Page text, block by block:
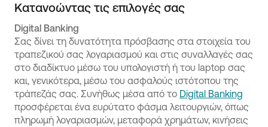
Κατανοώντας τις επιλογές σας
Digital Banking
Σας δίνει τη δυνατότητα πρόσβασης στα στοιχεία του
τραπεζικού σας λογαριασμού και στις συναλλαγές σας
στο διαδίκτυο μέσω του υπολογιστή ή του laptop σας
και, γενικότερα, μέσω του ασφαλούς ιστότοπου της
τράπεζάς σας. Συνήθως μέσα από το Digital Banking
προσφέρεται ένα ευρύτατο φάσμα λειτουργιών, όπως
πληρωμή λογαριασμών, μεταφορά χρημάτων, κινήσεις